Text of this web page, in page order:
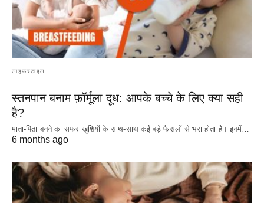
लाइफस्टाइल
स्तनपान बनाम फ़ॉर्मूला दूध: आपके बच्चे के लिए क्या सही
है?
माता-पिता बनने का सफर खुशियों के साथ-साथ कई बड़े फैसलों से भरा होता है। इनमें…
6 months ago